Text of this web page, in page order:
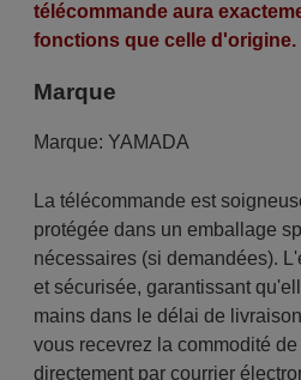
télécommande aura
fonctions que celle d'origine.
Marque
Marque: YAMADA
La télécommande est
protégée dans un emballage
nécessaires (si demandées).
et sécurisée, garantissant
mains dans le délai de
vous recevrez la commodité
directement par courrier